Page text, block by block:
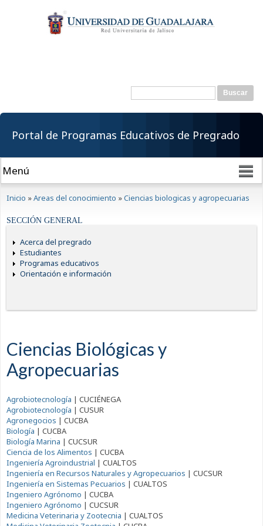
contenido
principal
Formulario de
Buscar
Portal de Programas Educativos de Pregrado
Inicio »Areas del conocimiento »Ciencias biologicas y agropecuarias
SECCIÓN GENERAL
Acerca del pregrado
Estudiantes
Programas educativos
Orientación e información
Ciencias Biológicas y
Agropecuarias
Agrobiotecnología | CUCIÉNEGA
Agrobiotecnología | CUSUR
Agronegocios | CUCBA
Biología | CUCBA
Biología Marina | CUCSUR
Ciencia de los Alimentos | CUCBA
Ingeniería Agroindustrial | CUALTOS
Ingeniería en Recursos Naturales y Agropecuarios | CUCSUR
Ingeniería en Sistemas Pecuarios | CUALTOS
Ingeniero Agrónomo | CUCBA
Ingeniero Agrónomo | CUCSUR
Medicina Veterinaria y Zootecnia | CUALTOS